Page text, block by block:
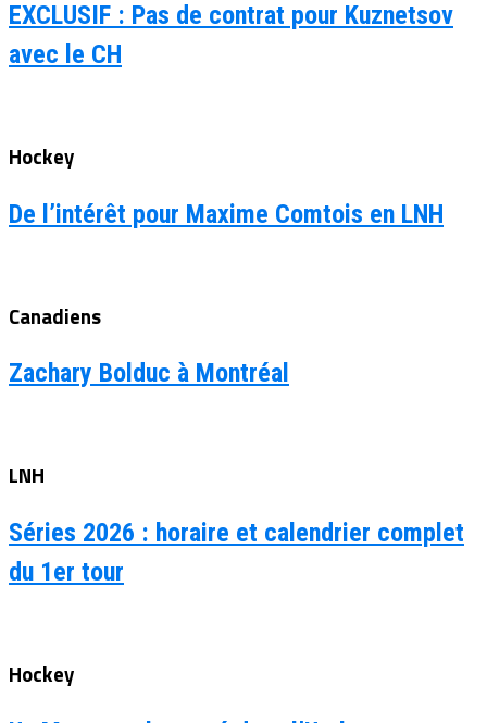
EXCLUSIF : Pas de contrat pour Kuznetsov
avec le CH
Hockey
De l’intérêt pour Maxime Comtois en LNH
Canadiens
Zachary Bolduc à Montréal
LNH
Séries 2026 : horaire et calendrier complet
du 1er tour
Hockey